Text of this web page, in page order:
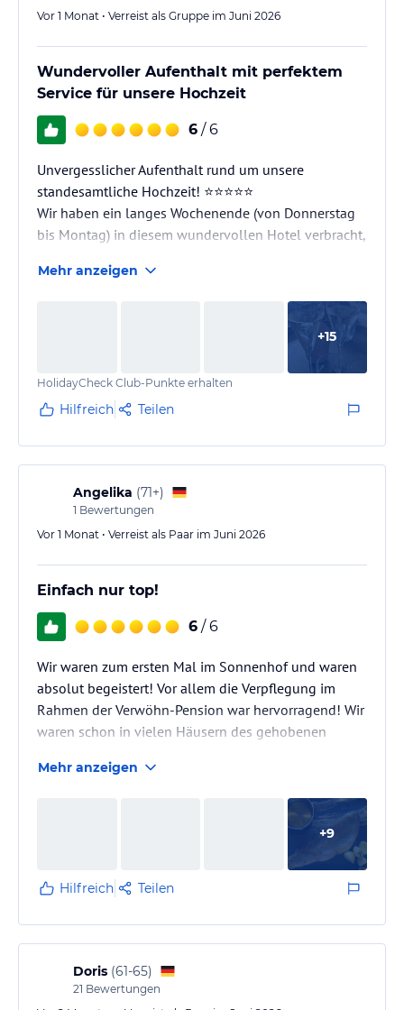
Vor 1 Monat • Verreist als Gruppe im Juni 2026
Wundervoller Aufenthalt mit perfektem
Service für unsere Hochzeit
6 / 6
Unvergesslicher Aufenthalt rund um unsere
standesamtliche Hochzeit! ⭐⭐⭐⭐⭐
Wir haben ein langes Wochenende (von Donnerstag
bis Montag) in diesem wundervollen Hotel verbracht,
stattfand und wir hätten keine bessere Wahl treffen
Vom ersten Moment an haben wir und unsere
Begleitung uns absolut willkommen und bestens
aufgehoben gefühlt. Insgesamt waren wir bis zu 14
Personen vor Ort in verschiedenen Zimmern,
teilweise mit Hund, teilweise mit Kind.
Das gesamte…
Mehr anzeigen
+15
HolidayCheck Club-Punkte erhalten
Hilfreich Teilen
Angelika (71+)
1 Bewertungen
Vor 1 Monat • Verreist als Paar im Juni 2026
Einfach nur top!
6 / 6
Wir waren zum ersten Mal im Sonnenhof und waren
absolut begeistert! Vor allem die Verpflegung im
Rahmen der Verwöhn-Pension war hervorragend! Wir
waren schon in vielen Häusern des gehobenen
hier. Allein die Auswahl von drei Vorspeisen, zwei
Suppen und neben den drei Hauptgängen zusätzlich
noch drei weitere Gerichte aus der Kategorie
Hauptgänge zusagt, ist einfach top! Und alles war
perfekt organisiert. Keine ewigen…
Mehr anzeigen
+9
Hilfreich Teilen
Doris (61-65)
21 Bewertungen